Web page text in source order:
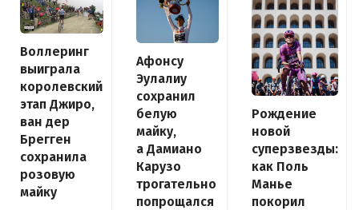
Воллеринг
выиграла
королевский
этап Джиро,
ван дер
Брегген
сохранила
розовую
майку
Афонсу
Эулалиу
сохранил
белую
майку,
а Дамиано
Карузо
трогательно
попрощался
Рождение
новой
суперзвезды:
как Поль
Манье
покорил